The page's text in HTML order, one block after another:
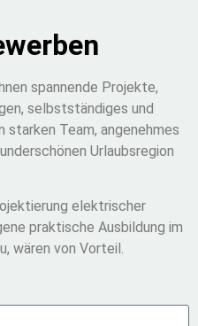
spannende Projekte,
selbstständiges und
starken Team, angenehmes
Urlaubsregion
elektrischer
praktische Ausbildung im
wären von Vorteil.